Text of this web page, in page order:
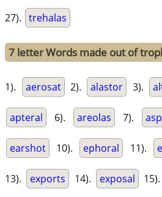
27). trehalas
7 letter Words made out of
1). aerosat 2). alastor 3).
apteral 6). areolas 7).
earshot 10). ephoral 11).
13). exports 14). exposal 15).